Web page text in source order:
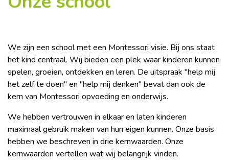
We zijn een school met een Montessori visie. Bij ons staat
het kind centraal. Wij bieden een plek waar kinderen kunnen
spelen, groeien, ontdekken en leren. De uitspraak "help mij
het zelf te doen" en "help mij denken" bevat dan ook de
kern van Montessori opvoeding en onderwijs.
We hebben vertrouwen in elkaar en laten kinderen
maximaal gebruik maken van hun eigen kunnen. Onze basis
hebben we beschreven in drie kernwaarden. Onze
kernwaarden vertellen wat wij belangrijk vinden.